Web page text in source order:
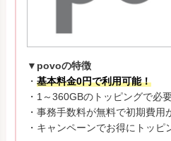
▼povoの特徴
・ 基本料金0円で利用可能！
・1～360GBのトッピングで必
・事務手数料が無料で初期費用
・キャンペーンでお得にトッピ